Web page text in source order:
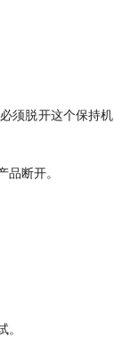
须脱开这个保持机
断开。
。